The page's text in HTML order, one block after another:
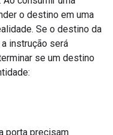
o destino em uma
Se o destino da
instrução será
se um destino
porta precisam